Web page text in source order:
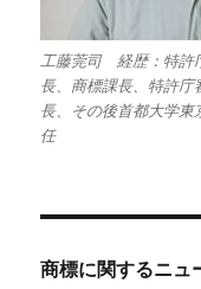
工藤莞司 経歴：特許
長、商標課長、特許
長、その後首都大学
任
商標に関するニュ